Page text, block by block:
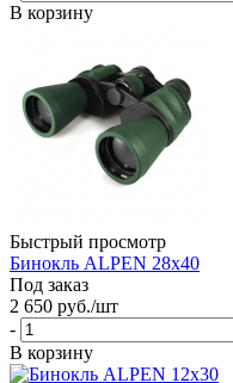
В корзину
Быстрый просмотр
Бинокль ALPEN 28х40
Под заказ
2 650 руб./шт
-
В корзину